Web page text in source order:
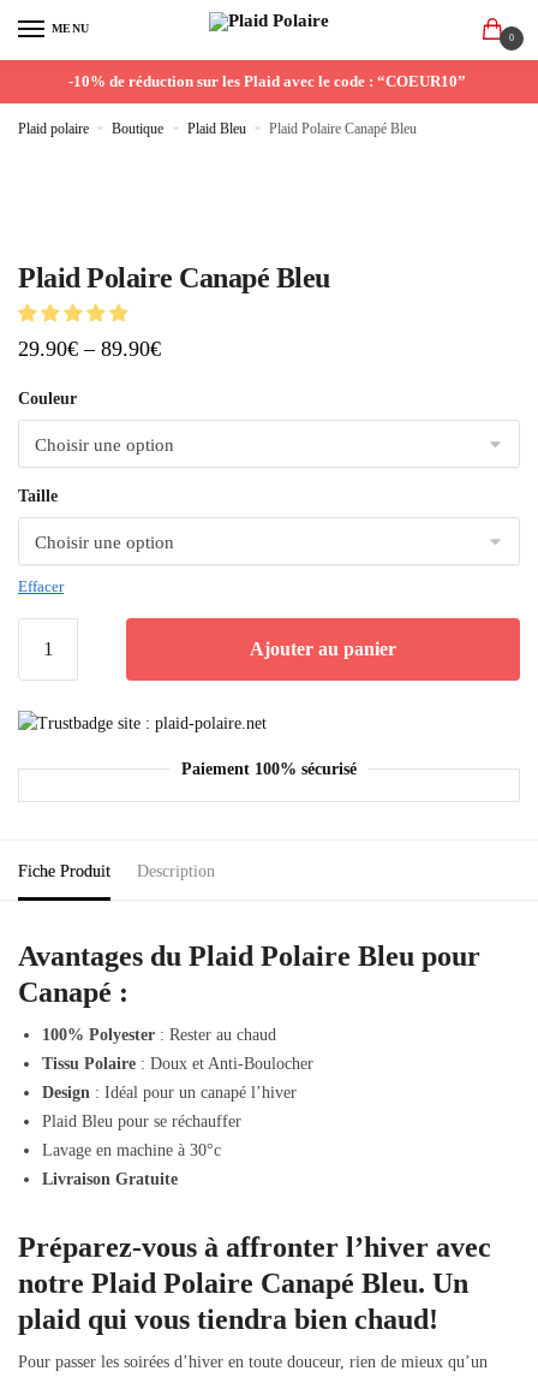
MENU
0
-10% de réduction sur les Plaid avec le code : “COEUR10”
Plaid polaire » Boutique » Plaid Bleu » Plaid Polaire Canapé Bleu
Plaid Polaire Canapé Bleu
29.90€ – 89.90€
Couleur
Taille
Effacer
Ajouter au panier
Paiement 100% sécurisé
Fiche Produit Description
Avantages du Plaid Polaire Bleu pour
Canapé :
100% Polyester : Rester au chaud
Tissu Polaire : Doux et Anti-Boulocher
Design : Idéal pour un canapé l’hiver
Plaid Bleu pour se réchauffer
Lavage en machine à 30°c
Livraison Gratuite
Préparez-vous à affronter l’hiver avec
notre Plaid Polaire Canapé Bleu. Un
plaid qui vous tiendra bien chaud!
Pour passer les soirées d’hiver en toute douceur, rien de mieux qu’un